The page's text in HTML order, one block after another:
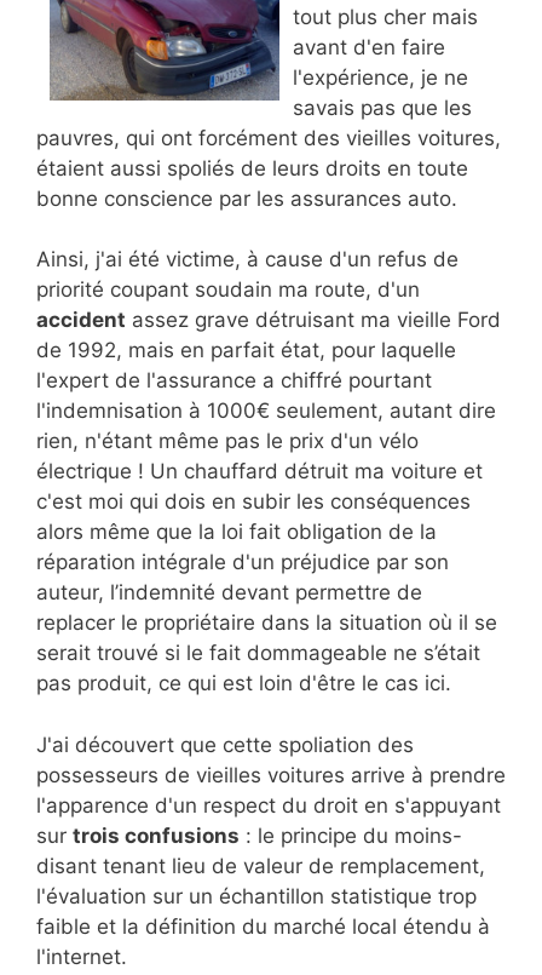
tout plus cher mais
avant d'en faire
l'expérience, je ne
savais pas que les
pauvres, qui ont forcément des vieilles voitures,
étaient aussi spoliés de leurs droits en toute
bonne conscience par les assurances auto.
Ainsi, j'ai été victime, à cause d'un refus de
priorité coupant soudain ma route, d'un
accident assez grave détruisant ma vieille Ford
de 1992, mais en parfait état, pour laquelle
l'expert de l'assurance a chiffré pourtant
l'indemnisation à 1000€ seulement, autant dire
rien, n'étant même pas le prix d'un vélo
électrique ! Un chauffard détruit ma voiture et
c'est moi qui dois en subir les conséquences
alors même que la loi fait obligation de la
réparation intégrale d'un préjudice par son
auteur, l’indemnité devant permettre de
replacer le propriétaire dans la situation où il se
serait trouvé si le fait dommageable ne s’était
pas produit, ce qui est loin d'être le cas ici.
J'ai découvert que cette spoliation des
possesseurs de vieilles voitures arrive à prendre
l'apparence d'un respect du droit en s'appuyant
sur trois confusions : le principe du moins-
disant tenant lieu de valeur de remplacement,
l'évaluation sur un échantillon statistique trop
faible et la définition du marché local étendu à
l'internet.